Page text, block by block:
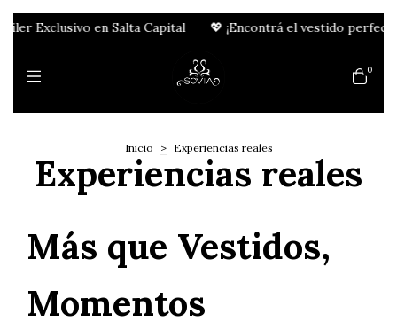
Exclusivo en Salta Capital 💖 ¡Encontrá el vestido perfecto
0
Inicio > Experiencias reales
Experiencias reales
Más que Vestidos,
Momentos